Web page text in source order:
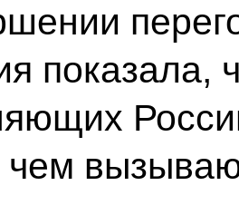
показала,